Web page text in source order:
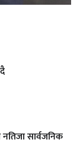
नतिजा सार्वजनिक